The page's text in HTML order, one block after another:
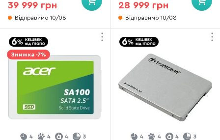
39 999 грн
Відправимо 10/08
28 999 грн
Відправимо 10/08
Знижка -7%
4 4 4 3 4 4 4 3